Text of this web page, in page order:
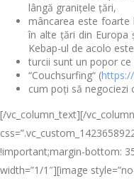
lângă granițele țări,
mâncarea este foarte
în alte țări din Europa
Kebap-ul de acolo
turcii sunt un popor
“Couchsurfing“ (
cum poți să negociezi
[/vc_column_text][/
!important;margin-bottom:
width=”1/1″][image